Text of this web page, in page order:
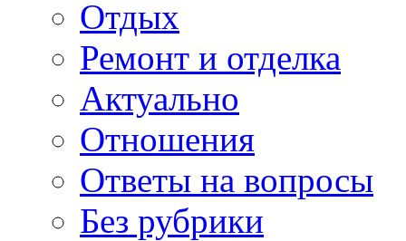
Отдых
Ремонт и отделка
Актуально
Отношения
Ответы на вопросы
Без рубрики